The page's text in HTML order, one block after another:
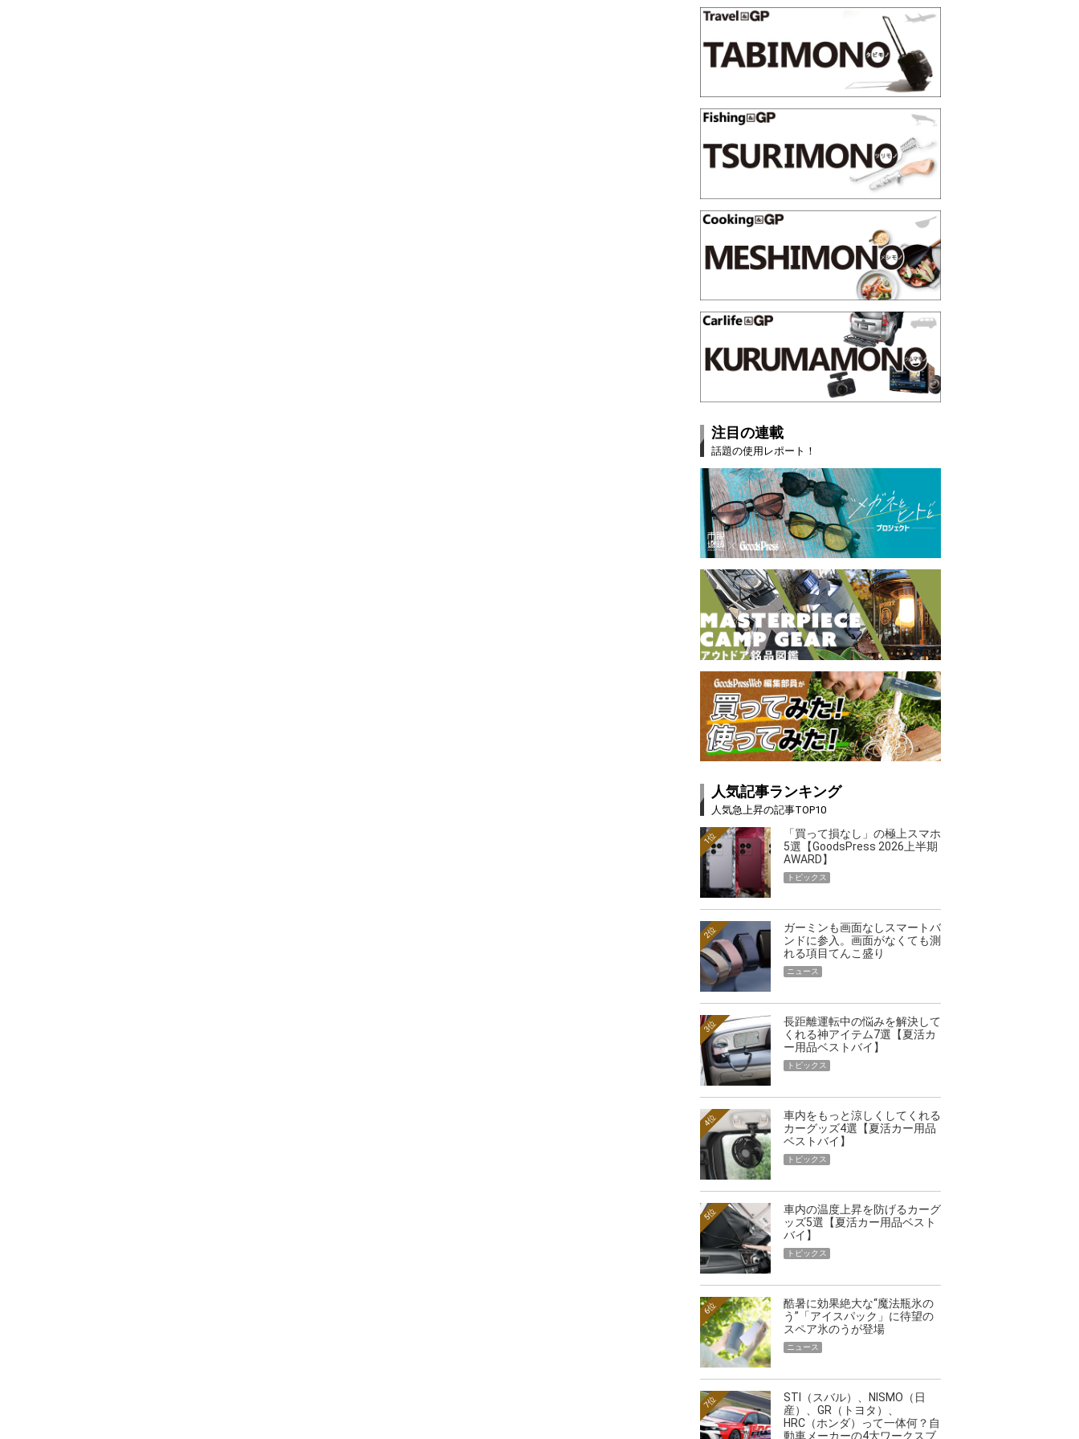
注目の連載
話題の使用レポート！
人気記事ランキング
人気急上昇の記事TOP10
「買って損なし」の極上スマホ
5選【GoodsPress 2026上半期
AWARD】
1位
トピックス
ガーミンも画面なしスマートバ
ンドに参入。画面がなくても測
れる項目てんこ盛り
2位
ニュース
長距離運転中の悩みを解決して
くれる神アイテム7選【夏活カ
ー用品ベストバイ】
3位
トピックス
車内をもっと涼しくしてくれる
カーグッズ4選【夏活カー用品
ベストバイ】
4位
トピックス
車内の温度上昇を防げるカーグ
ッズ5選【夏活カー用品ベスト
バイ】
5位
トピックス
酷暑に効果絶大な“魔法瓶氷の
う”「アイスパック」に待望の
スペア氷のうが登場
6位
ニュース
STI（スバル）、NISMO（日
産）、GR（トヨタ）、
HRC（ホンダ）って一体何？自
動車メーカーの4大ワークスブ
7位